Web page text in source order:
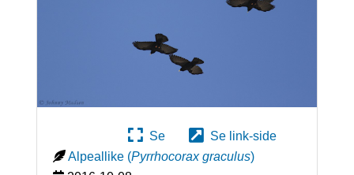
Se
Se link-side
Alpeallike (Pyrrhocorax graculus)